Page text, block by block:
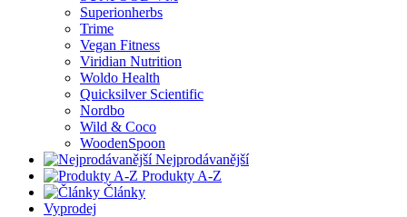
Superionherbs
Trime
Vegan Fitness
Viridian Nutrition
Woldo Health
Quicksilver Scientific
Nordbo
Wild & Coco
WoodenSpoon
Nejprodávanější
Produkty A-Z
Články
Vyprodej